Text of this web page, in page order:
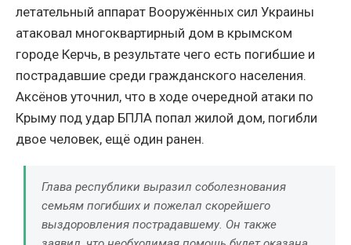
летательный аппарат Вооружённых сил Украины
атаковал многоквартирный дом в крымском
городе Керчь, в результате чего есть погибшие и
пострадавшие среди гражданского населения.
Аксёнов уточнил, что в ходе очередной атаки по
Крыму под удар БПЛА попал жилой дом, погибли
двое человек, ещё один ранен.
Глава республики выразил соболезнования
семьям погибших и пожелал скорейшего
выздоровления пострадавшему. Он также